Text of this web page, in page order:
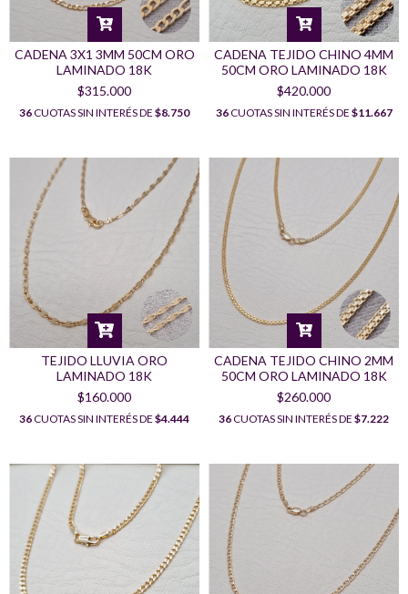
CADENA 3X1 3MM 50CM ORO
LAMINADO 18K
$315.000
36CUOTAS SIN INTERÉS DE $8.750
CADENA TEJIDO CHINO 4MM
50CM ORO LAMINADO 18K
$420.000
36CUOTAS SIN INTERÉS DE $11.667
TEJIDO LLUVIA ORO
LAMINADO 18K
$160.000
36CUOTAS SIN INTERÉS DE $4.444
CADENA TEJIDO CHINO 2MM
50CM ORO LAMINADO 18K
$260.000
36CUOTAS SIN INTERÉS DE $7.222